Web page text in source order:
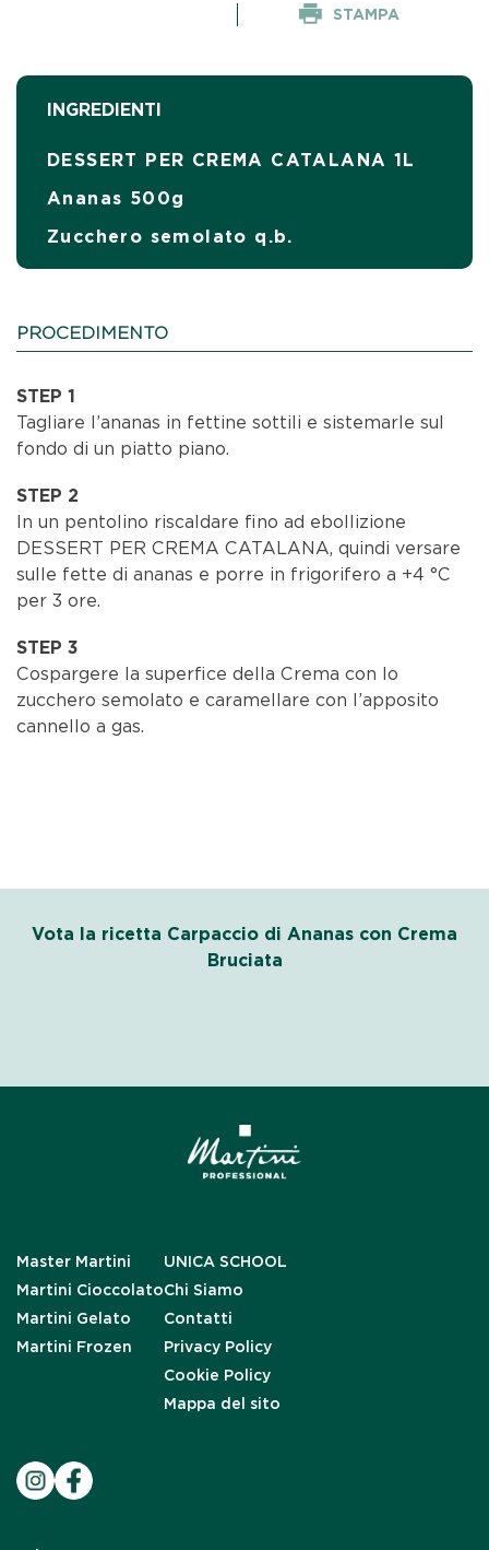
STAMPA
INGREDIENTI
DESSERT PER CREMA CATALANA 1L
Ananas 500g
Zucchero semolato q.b.
PROCEDIMENTO
STEP 1
Tagliare l’ananas in fettine sottili e sistemarle sul
fondo di un piatto piano.
STEP 2
In un pentolino riscaldare fino ad ebollizione
DESSERT PER CREMA CATALANA, quindi versare
sulle fette di ananas e porre in frigorifero a +4 °C
per 3 ore.
STEP 3
Cospargere la superfice della Crema con lo
zucchero semolato e caramellare con l’apposito
cannello a gas.
Vota la ricetta Carpaccio di Ananas con Crema
Bruciata
Master Martini
Martini Cioccolato
Martini Gelato
Martini Frozen
UNICA SCHOOL
Chi Siamo
Contatti
Privacy Policy
Cookie Policy
Mappa del sito